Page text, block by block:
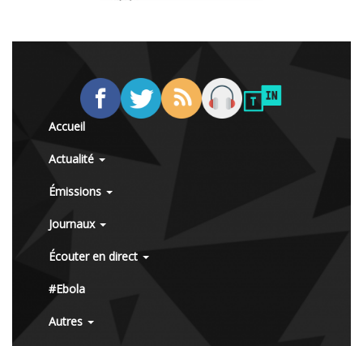
Accueil
Actualité
Émissions
Journaux
Écouter en direct
#Ebola
Autres